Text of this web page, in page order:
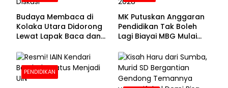
Budaya Membaca di
Kolaka Utara Didorong
Lewat Lapak Baca dan
MK Putuskan Anggaran
Pendidikan Tak Boleh
Lagi Biayai MBG Mulai
PENDIDIKAN